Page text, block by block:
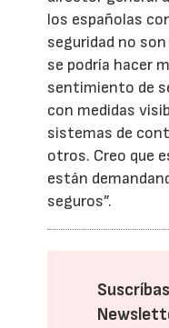
los españolas
seguridad no
se podría hacer
sentimiento de
con medidas
sistemas de
otros. Creo que
están
seguros”.